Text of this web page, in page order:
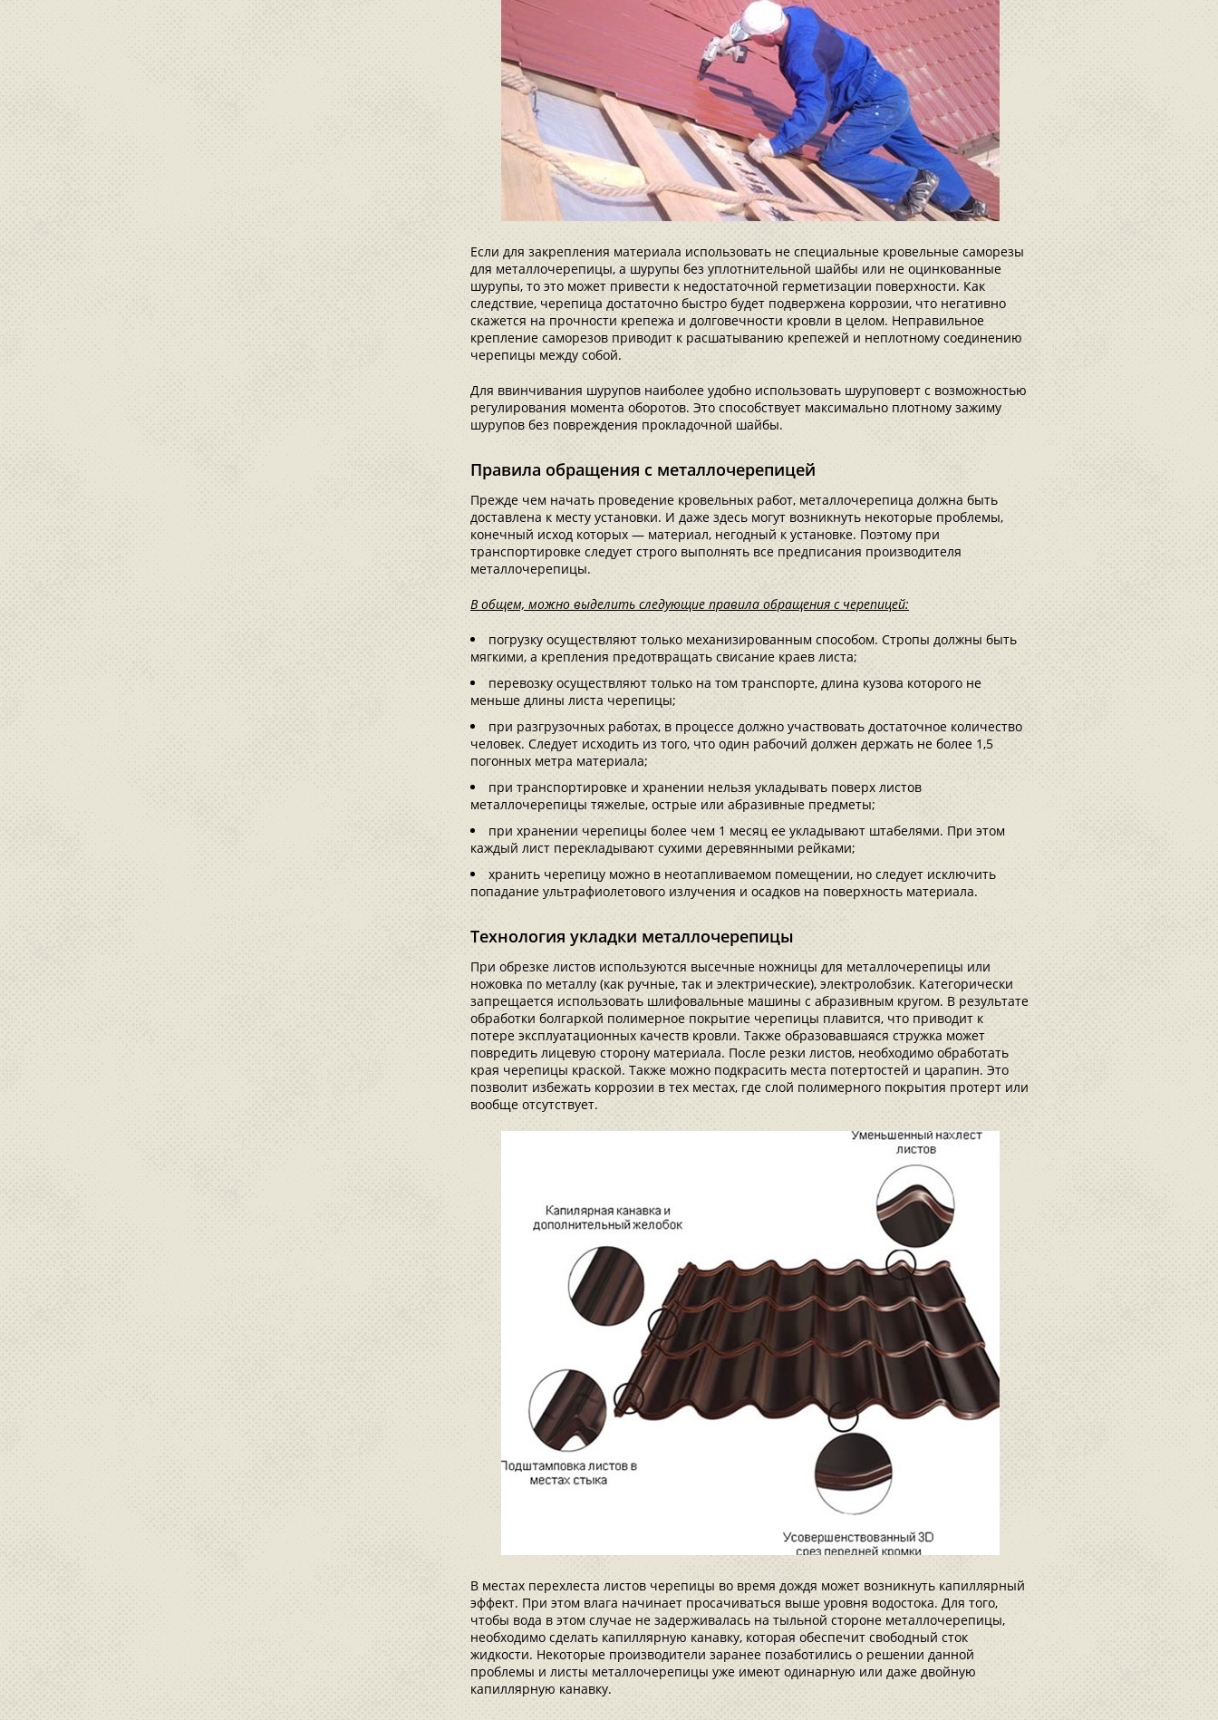
Если для закрепления материала использовать не специальные кровельные саморезы
для металлочерепицы, а шурупы без уплотнительной шайбы или не оцинкованные
шурупы, то это может привести к недостаточной герметизации поверхности. Как
следствие, черепица достаточно быстро будет подвержена коррозии, что негативно
скажется на прочности крепежа и долговечности кровли в целом. Неправильное
крепление саморезов приводит к расшатыванию крепежей и неплотному соединению
черепицы между собой.
Для ввинчивания шурупов наиболее удобно использовать шуруповерт с возможностью
регулирования момента оборотов. Это способствует максимально плотному зажиму
шурупов без повреждения прокладочной шайбы.
Правила обращения с металлочерепицей
Прежде чем начать проведение кровельных работ, металлочерепица должна быть
доставлена к месту установки. И даже здесь могут возникнуть некоторые проблемы,
конечный исход которых — материал, негодный к установке. Поэтому при
транспортировке следует строго выполнять все предписания производителя
металлочерепицы.
В общем, можно выделить следующие правила обращения с черепицей:
погрузку осуществляют только механизированным способом. Стропы должны быть
мягкими, а крепления предотвращать свисание краев листа;
перевозку осуществляют только на том транспорте, длина кузова которого не
меньше длины листа черепицы;
при разгрузочных работах, в процессе должно участвовать достаточное количество
человек. Следует исходить из того, что один рабочий должен держать не более 1,5
погонных метра материала;
при транспортировке и хранении нельзя укладывать поверх листов
металлочерепицы тяжелые, острые или абразивные предметы;
при хранении черепицы более чем 1 месяц ее укладывают штабелями. При этом
каждый лист перекладывают сухими деревянными рейками;
хранить черепицу можно в неотапливаемом помещении, но следует исключить
попадание ультрафиолетового излучения и осадков на поверхность материала.
Технология укладки металлочерепицы
При обрезке листов используются высечные ножницы для металлочерепицы или
ножовка по металлу (как ручные, так и электрические), электролобзик. Категорически
запрещается использовать шлифовальные машины с абразивным кругом. В результате
обработки болгаркой полимерное покрытие черепицы плавится, что приводит к
потере эксплуатационных качеств кровли. Также образовавшаяся стружка может
повредить лицевую сторону материала. После резки листов, необходимо обработать
края черепицы краской. Также можно подкрасить места потертостей и царапин. Это
позволит избежать коррозии в тех местах, где слой полимерного покрытия протерт или
вообще отсутствует.
В местах перехлеста листов черепицы во время дождя может возникнуть капиллярный
эффект. При этом влага начинает просачиваться выше уровня водостока. Для того,
чтобы вода в этом случае не задерживалась на тыльной стороне металлочерепицы,
необходимо сделать капиллярную канавку, которая обеспечит свободный сток
жидкости. Некоторые производители заранее позаботились о решении данной
проблемы и листы металлочерепицы уже имеют одинарную или даже двойную
капиллярную канавку.